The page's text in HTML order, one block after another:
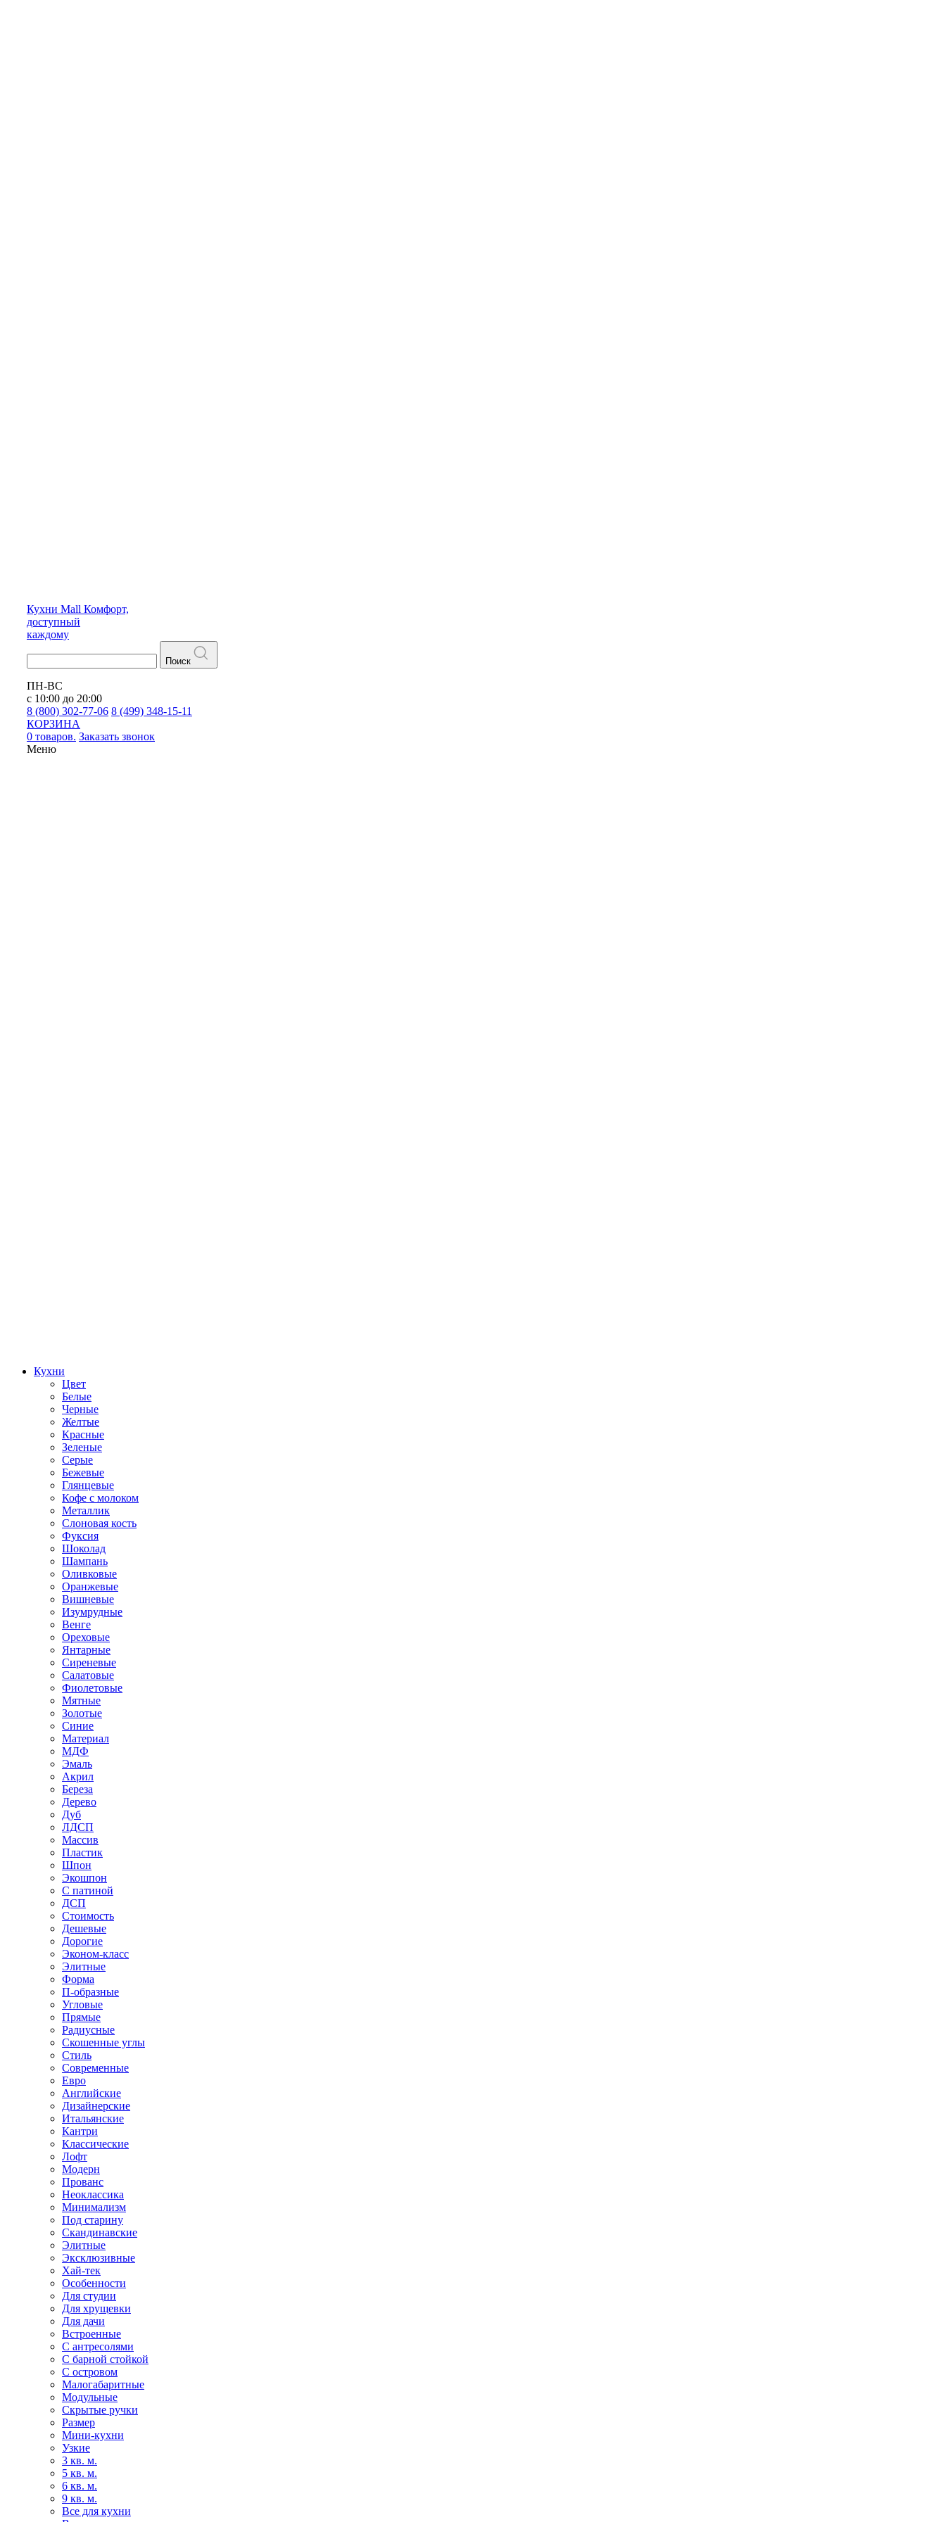
Кухни Mall Комфорт,
доступный
каждому
Поиск
ПН-ВС
с 10:00 до 20:00
8 (800) 302-77-06 8 (499) 348-15-11
КОРЗИНА
0 товаров. Заказать звонок
Меню
Кухни
Цвет
Белые
Черные
Желтые
Красные
Зеленые
Серые
Бежевые
Глянцевые
Кофе с молоком
Металлик
Слоновая кость
Фуксия
Шоколад
Шампань
Оливковые
Оранжевые
Вишневые
Изумрудные
Венге
Ореховые
Янтарные
Сиреневые
Салатовые
Фиолетовые
Мятные
Золотые
Синие
Материал
МДФ
Эмаль
Акрил
Береза
Дерево
Дуб
ЛДСП
Массив
Пластик
Шпон
Экошпон
С патиной
ДСП
Стоимость
Дешевые
Дорогие
Эконом-класс
Элитные
Форма
П-образные
Угловые
Прямые
Радиусные
Скошенные углы
Стиль
Современные
Евро
Английские
Дизайнерские
Итальянские
Кантри
Классические
Лофт
Модерн
Прованс
Неоклассика
Минимализм
Под старину
Скандинавские
Элитные
Эксклюзивные
Хай-тек
Особенности
Для студии
Для хрущевки
Для дачи
Встроенные
С антресолями
С барной стойкой
С островом
Малогабаритные
Модульные
Скрытые ручки
Размер
Мини-кухни
Узкие
3 кв. м.
5 кв. м.
6 кв. м.
9 кв. м.
Все для кухни